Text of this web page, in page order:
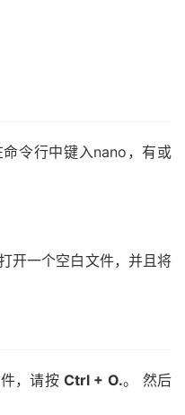
令行中键入nano，有或
开一个空白文件，并且将
，请按Ctrl + O.。 然后